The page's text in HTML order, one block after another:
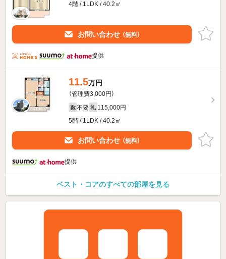
4階 / 1LDK / 40.2㎡
お問い合わせ （無料）
提供
11.5万円
（管理費3,000円）
敷 不要 礼 115,000円
5階 / 1LDK / 40.2㎡
お問い合わせ （無料）
提供
ベスト・コアのすべての部屋を見る